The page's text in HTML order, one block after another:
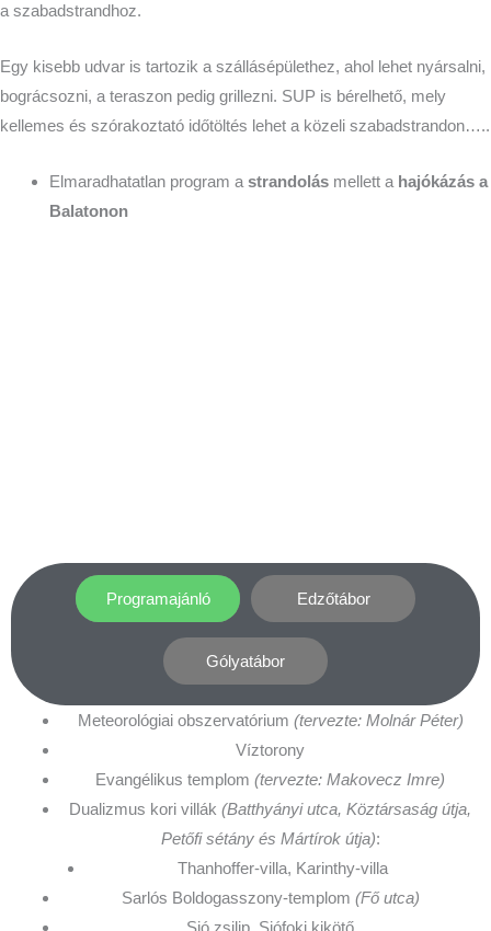
a szabadstrandhoz.
Egy kisebb udvar is tartozik a szállásépülethez, ahol lehet nyársalni,
bográcsozni, a teraszon pedig grillezni. SUP is bérelhető, mely
kellemes és szórakoztató időtöltés lehet a közeli szabadstrandon…..
Elmaradhatatlan program a strandolás mellett a hajókázás a
Balatonon
Programajánló Edzőtábor
Gólyatábor
Meteorológiai obszervatórium (tervezte: Molnár Péter)
Víztorony
Evangélikus templom (tervezte: Makovecz Imre)
Dualizmus kori villák (Batthyányi utca, Köztársaság útja,
Petőfi sétány és Mártírok útja):
Thanhoffer-villa, Karinthy-villa
Sarlós Boldogasszony-templom (Fő utca)
Sió zsilip, Siófoki kikötő